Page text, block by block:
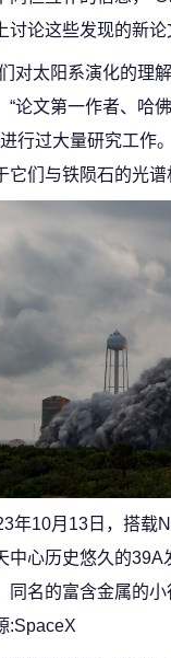
讨论这些发现的新论
对太阳系演化的理
“论文第一作者、哈
行过大量研究工作
它们与铁陨石的光谱
年10月13日，搭载
中心历史悠久的
同名的富含金属的
:SpaceX